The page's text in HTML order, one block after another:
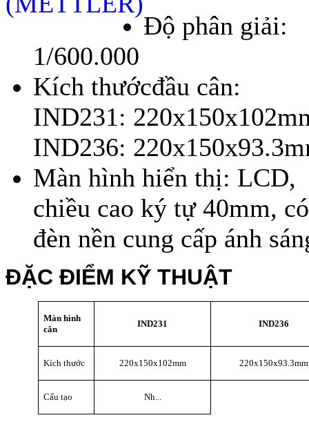
Độ phân giải:
1/600.000
Kích thướcđầu cân:
IND231:
IND236:
Màn hình hiển thị: LCD,
chiều cao ký tự 40mm, có
đèn nền cung cấp ánh
ĐẶC ĐIỂM KỸ THUẬT
Màn hình
cân
IND231 IND236
Kích thước 220x150x102mm 220x150x93.3mm
Cấu tạo Nh...